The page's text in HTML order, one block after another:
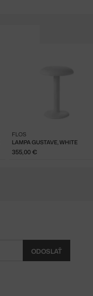
LAMPA GUSTAVE, WHITE
FLOS
355,00 €
ODOSLAŤ